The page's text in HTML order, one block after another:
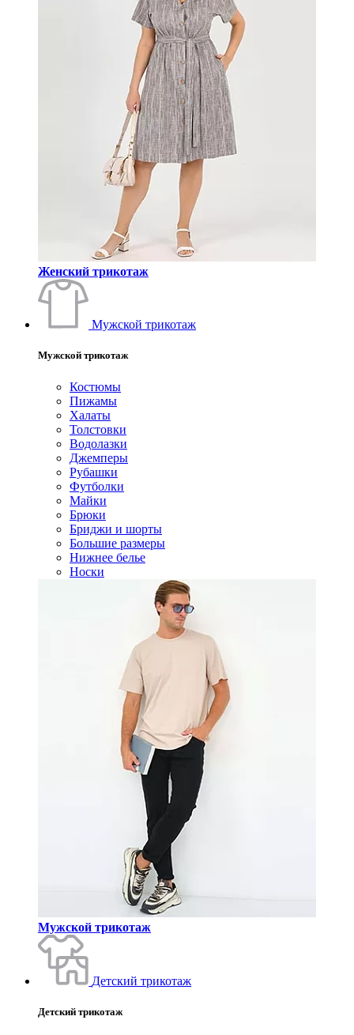
Женский трикотаж
Мужской трикотаж
Мужской трикотаж
Костюмы
Пижамы
Халаты
Толстовки
Водолазки
Джемперы
Рубашки
Футболки
Майки
Брюки
Бриджи и шорты
Большие размеры
Нижнее белье
Носки
Мужской трикотаж
Детский трикотаж
Детский трикотаж